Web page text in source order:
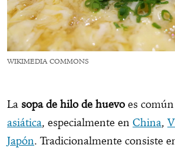
WIKIMEDIA COMMONS
La sopa de hilo de huevo es
asiática, especialmente en China,
Japón. Tradicionalmente consiste